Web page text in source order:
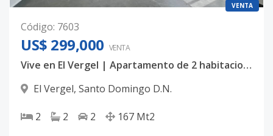
VENTA
Código: 7603
US$ 299,000 VENTA
Vive en El Vergel | Apartamento de 2 habitaciones
El Vergel, Santo Domingo D.N.
2 2 2 167 Mt2